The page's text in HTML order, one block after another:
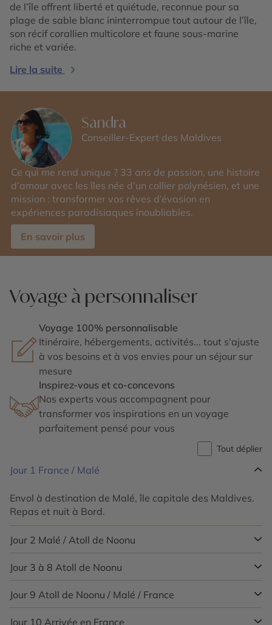
de l’île offrent liberté et quiétude, reconnue pour sa
plage de sable blanc ininterrompue tout autour de l’île,
son récif corallien multicolore et faune sous-marine
riche et variée.
Lire la suite
Sandra
Conseiller-Expert des Maldives
Ce qui me rend unique ? 33 ans de passion, une histoire
d’amour avec les îles née d’un collier polynésien, et une
mission : transformer vos rêves d’évasion en
expériences paradisiaques inoubliables.
En savoir plus
Voyage à personnaliser
Voyage 100% personnalisable
Itinéraire, hébergements, activités... tout s'ajuste
à vos besoins et à vos envies pour un séjour sur
mesure
Inspirez-vous et co-concevons
Nos experts vous accompagnent pour
transformer vos inspirations en un voyage
parfaitement pensé pour vous
Tout déplier
Jour 1 France / Malé
Envol à destination de Malé, île capitale des Maldives.
Repas et nuit à Bord.
Jour 2 Malé / Atoll de Noonu
A votre arrivée,transfert en hydravion
, vers votre hôtel
Iru Fushi.
Jour 3 à 8 Atoll de Noonu
Séjour libre en pension complète.
DECOUVREZ LA LIBERTE
Jour 9 Atoll de Noonu / Malé / France
Transfert en hydravionvers l’aéroport international de
Jour 10 Arrivée en France